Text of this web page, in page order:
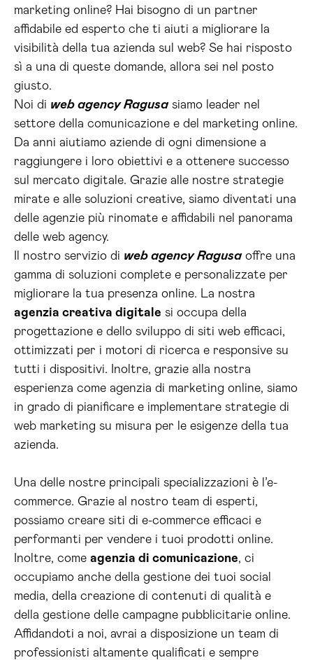
marketing online? Hai bisogno di un partner
affidabile ed esperto che ti aiuti a migliorare la
visibilità della tua azienda sul web? Se hai risposto
sì a una di queste domande, allora sei nel posto
giusto.
Noi di web agency Ragusasiamo leader nel
settore della comunicazione e del marketing online.
Da anni aiutiamo aziende di ogni dimensione a
raggiungere i loro obiettivi e a ottenere successo
sul mercato digitale. Grazie alle nostre strategie
mirate e alle soluzioni creative, siamo diventati una
delle agenzie più rinomate e affidabili nel panorama
delle web agency.
Il nostro servizio di web agency Ragusaoffre una
gamma di soluzioni complete e personalizzate per
migliorare la tua presenza online. La nostra
agenzia creativa digitale si occupa della
progettazione e dello sviluppo di siti web efficaci,
ottimizzati per i motori di ricerca e responsive su
tutti i dispositivi. Inoltre, grazie alla nostra
esperienza come agenzia di marketing online, siamo
in grado di pianificare e implementare strategie di
web marketing su misura per le esigenze della tua
azienda.
Una delle nostre principali specializzazioni è l’e-
commerce. Grazie al nostro team di esperti,
possiamo creare siti di e-commerce efficaci e
performanti per vendere i tuoi prodotti online.
Inoltre, come agenzia di comunicazione, ci
occupiamo anche della gestione dei tuoi social
media, della creazione di contenuti di qualità e
della gestione delle campagne pubblicitarie online.
Affidandoti a noi, avrai a disposizione un team di
professionisti altamente qualificati e sempre